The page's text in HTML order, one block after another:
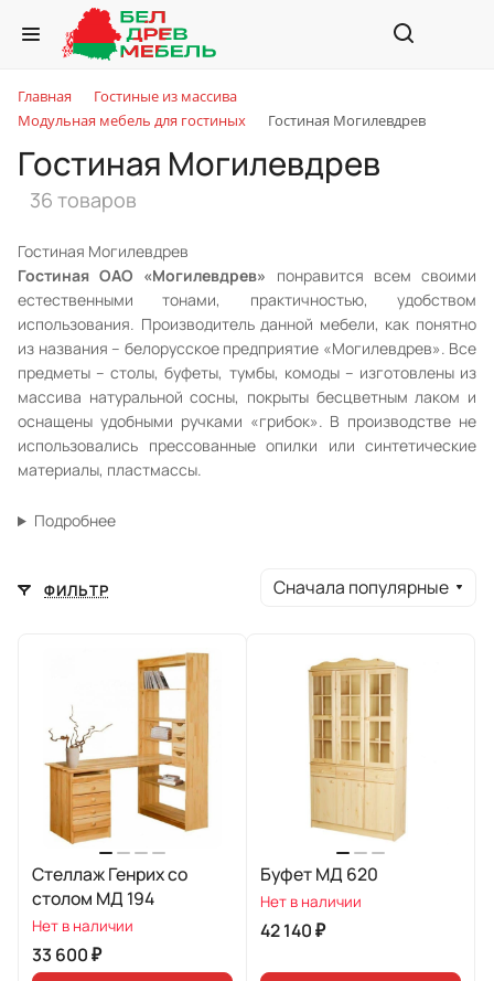
Главная
Гостиные из массива
Модульная мебель для гостиных
Гостиная Могилевдрев
Гостиная Могилевдрев
36 товаров
Гостиная Могилевдрев
Гостиная ОАО «Могилевдрев» понравится всем своими
естественными тонами, практичностью, удобством
использования. Производитель данной мебели, как понятно
из названия – белорусское предприятие «Могилевдрев». Все
предметы – столы, буфеты, тумбы, комоды – изготовлены из
массива натуральной сосны, покрыты бесцветным лаком и
оснащены удобными ручками «грибок». В производстве не
использовались прессованные опилки или синтетические
материалы, пластмассы.
Подробнее
ФИЛЬТР Сначала популярные
Стеллаж Генрих со
столом МД 194
Нет в наличии
33 600 ₽
Буфет МД 620
Нет в наличии
42 140 ₽